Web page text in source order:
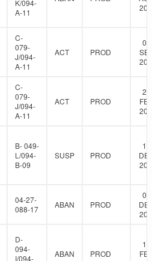
K/094-
A-11
C-
079-
J/094-
A-11
ACT PROD
C-
079-
J/094-
A-11
ACT PROD
B- 049-
L/094-
B-09
SUSP PROD
04-27-
088-17
ABAN PROD
D-
094-
I/094-
ABAN PROD